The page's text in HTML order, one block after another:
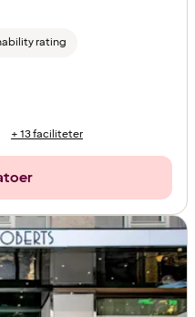
rating
+ 13 faciliteter